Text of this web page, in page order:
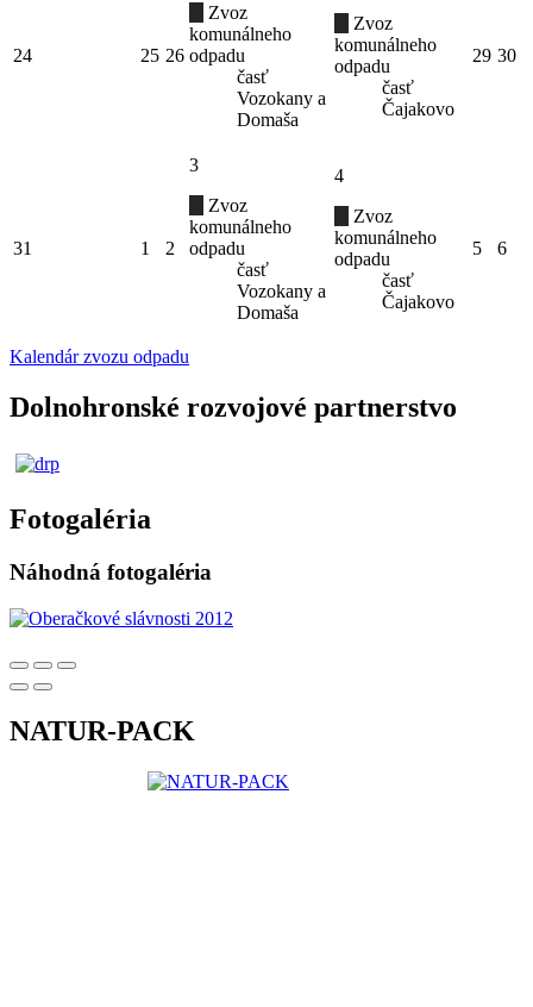
24 25 26
Zvoz
komunálneho
odpadu
časť
Vozokany a
Domaša
Zvoz
komunálneho
odpadu
časť
Čajakovo
29 30
31 1 2
3
Zvoz
komunálneho
odpadu
časť
Vozokany a
Domaša
4
Zvoz
komunálneho
odpadu
časť
Čajakovo
5 6
Kalendár zvozu odpadu
Dolnohronské rozvojové partnerstvo
Fotogaléria
Náhodná fotogaléria
NATUR-PACK